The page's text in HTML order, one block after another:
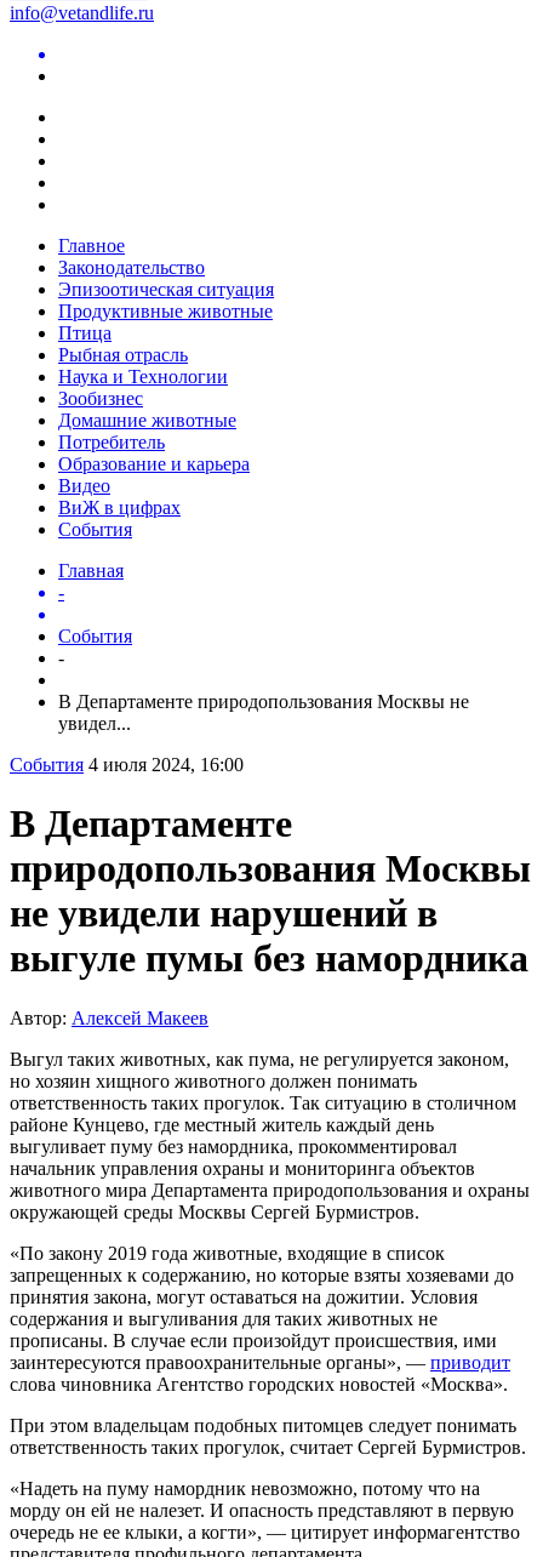
info@vetandlife.ru
Главное
Законодательство
Эпизоотическая ситуация
Продуктивные животные
Птица
Рыбная отрасль
Наука и Технологии
Зообизнес
Домашние животные
Потребитель
Образование и карьера
Видео
ВиЖ в цифрах
События
Главная
-
События
-
В Департаменте природопользования Москвы не
увидел...
События 4 июля 2024, 16:00
В Департаменте
природопользования Москвы
не увидели нарушений в
выгуле пумы без намордника
Автор: Алексей Макеев
Выгул таких животных, как пума, не регулируется законом,
но хозяин хищного животного должен понимать
ответственность таких прогулок. Так ситуацию в столичном
районе Кунцево, где местный житель каждый день
выгуливает пуму без намордника, прокомментировал
начальник управления охраны и мониторинга объектов
животного мира Департамента природопользования и охраны
окружающей среды Москвы Сергей Бурмистров.
«По закону 2019 года животные, входящие в список
запрещенных к содержанию, но которые взяты хозяевами до
принятия закона, могут оставаться на дожитии. Условия
содержания и выгуливания для таких животных не
прописаны. В случае если произойдут происшествия, ими
заинтересуются правоохранительные органы», — приводит
слова чиновника Агентство городских новостей «Москва».
При этом владельцам подобных питомцев следует понимать
ответственность таких прогулок, считает Сергей Бурмистров.
«Надеть на пуму намордник невозможно, потому что на
морду он ей не налезет. И опасность представляют в первую
очередь не ее клыки, а когти», — цитирует информагентство